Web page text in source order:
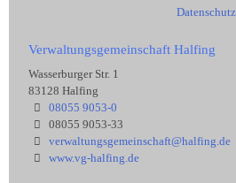
Datenschutz
Verwaltungsgemeinschaft Halfing
Wasserburger Str. 1
83128 Halfing
08055 9053-0
08055 9053-33
verwaltungsgemeinschaft@halfing.de
www.vg-halfing.de